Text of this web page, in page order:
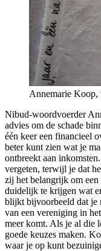
Annemarie
Nibud-woordvoerder
advies om de schade
één keer een financieel
beter kunt zien wat je
ontbreekt aan
vergeten, terwijl je dat
zij het belangrijk om
duidelijk te krijgen wat
blijkt bijvoorbeeld dat je
van een vereniging in
meer komt. Als je al die
goede keuzes maken.
waar je op kunt